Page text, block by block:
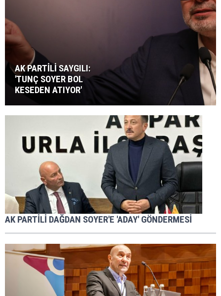
AK PARTİLİ SAYGILI:
'TUNÇ SOYER BOL
KESEDEN ATIYOR'
AK PARTİLİ DAĞDAN SOYER'E 'ADAY' GÖNDERMESİ